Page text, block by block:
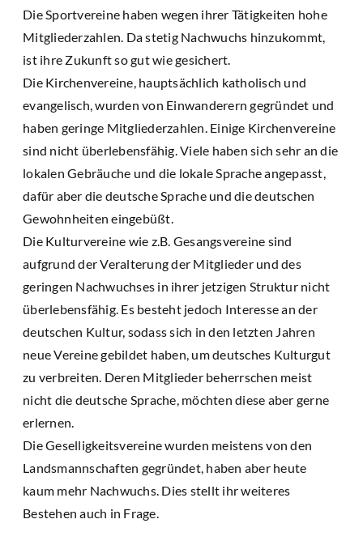
Die Sportvereine haben wegen ihrer Tätigkeiten hohe
Mitgliederzahlen. Da stetig Nachwuchs hinzukommt,
ist ihre Zukunft so gut wie gesichert.
Die Kirchenvereine, hauptsächlich katholisch und
evangelisch, wurden von Einwanderern gegründet und
haben geringe Mitgliederzahlen. Einige Kirchenvereine
sind nicht überlebensfähig. Viele haben sich sehr an die
lokalen Gebräuche und die lokale Sprache angepasst,
dafür aber die deutsche Sprache und die deutschen
Gewohnheiten eingebüßt.
Die Kulturvereine wie z.B. Gesangsvereine sind
aufgrund der Veralterung der Mitglieder und des
geringen Nachwuchses in ihrer jetzigen Struktur nicht
überlebensfähig. Es besteht jedoch Interesse an der
deutschen Kultur, sodass sich in den letzten Jahren
neue Vereine gebildet haben, um deutsches Kulturgut
zu verbreiten. Deren Mitglieder beherrschen meist
nicht die deutsche Sprache, möchten diese aber gerne
erlernen.
Die Geselligkeitsvereine wurden meistens von den
Landsmannschaften gegründet, haben aber heute
kaum mehr Nachwuchs. Dies stellt ihr weiteres
Bestehen auch in Frage.